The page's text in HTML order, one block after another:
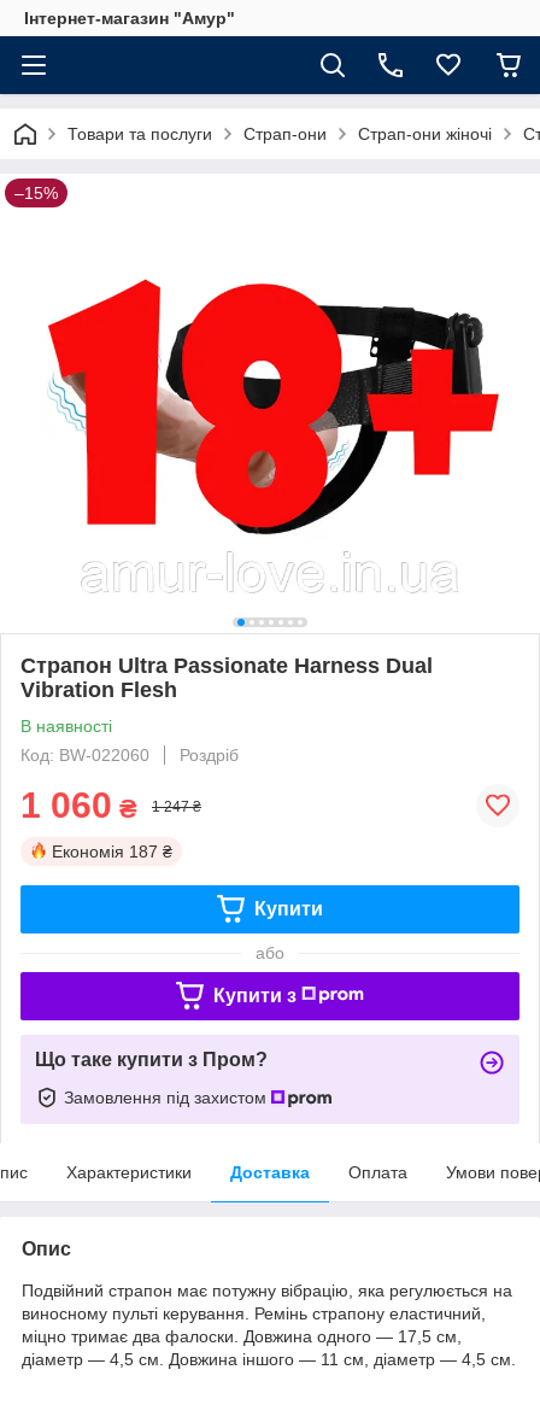
Інтернет-магазин "Амур"
Товари та послуги Страп-они Страп-они жіночі
–15%
Страпон Ultra Passionate Harness Dual
Vibration Flesh
В наявності
Код: BW-022060
Роздріб
1 060 ₴ 1 247 ₴
Економія 187 ₴
Купити
або
Купити з
Що таке купити з Пром?
Замовлення під захистом
Характеристики Доставка Оплата Умови
Опис
Подвійний страпон має потужну вібрацію, яка регулюється на
виносному пульті керування. Ремінь страпону еластичний,
міцно тримає два фалоски. Довжина одного — 17,5 см,
діаметр — 4,5 см. Довжина іншого — 11 см, діаметр — 4,5 см.